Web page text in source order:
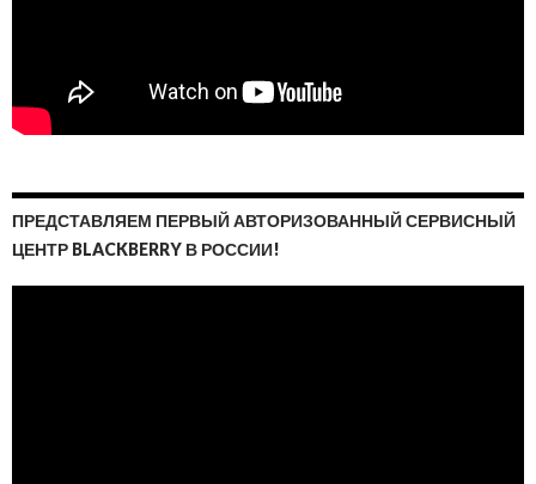
ПРЕДСТАВЛЯЕМ ПЕРВЫЙ АВТОРИЗОВАННЫЙ СЕРВИСНЫЙ
ЦЕНТР BLACKBERRY В РОССИИ!